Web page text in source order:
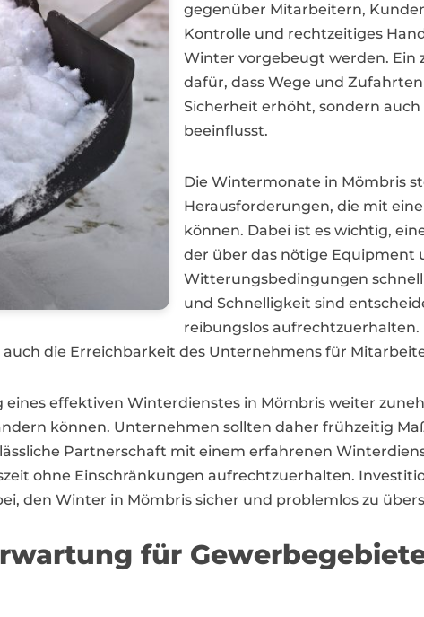
gegenüber Mitarbeitern,
Kontrolle und rechtzeitiges
Winter vorgebeugt werden. Ein
dafür, dass Wege und
Sicherheit erhöht, sondern
beeinflusst.
Die Wintermonate in Mömbris
Herausforderungen, die mit
können. Dabei ist es wichtig,
der über das nötige Equipment
Witterungsbedingungen
und Schnelligkeit sind
reibungslos
die Erreichbarkeit des Unternehmens für
eines effektiven Winterdienstes in Mömbris weiter
können. Unternehmen sollten daher frühzeitig
Partnerschaft mit einem erfahrenen
ohne Einschränkungen aufrechtzuerhalten.
den Winter in Mömbris sicher und problemlos zu
für